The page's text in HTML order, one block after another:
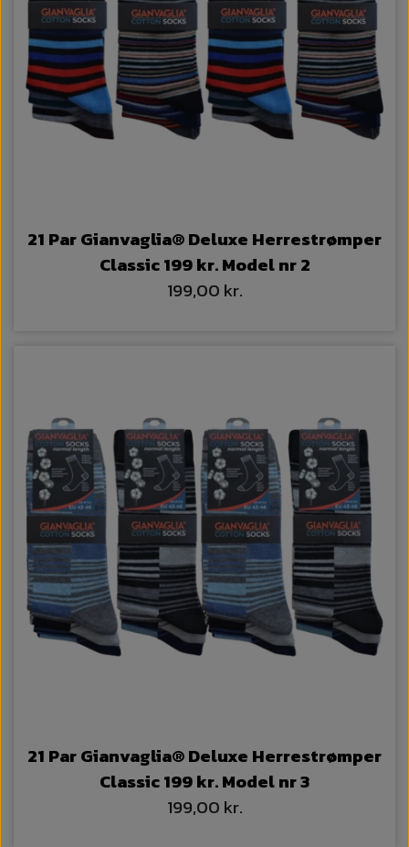
21 Par Gianvaglia® Deluxe Herrestrømper
Classic 199 kr. Model nr 2
199,00 kr.
21 Par Gianvaglia® Deluxe Herrestrømper
Classic 199 kr. Model nr 3
199,00 kr.